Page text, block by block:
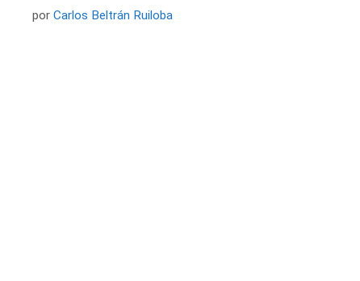
por Carlos Beltrán Ruiloba